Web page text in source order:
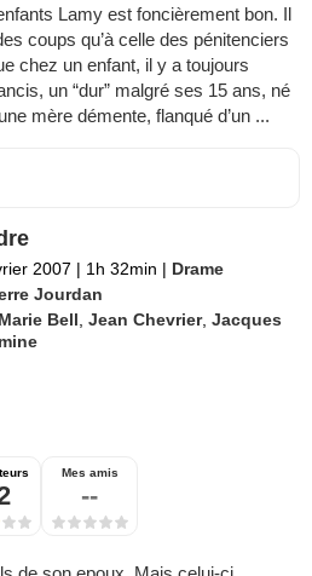
Lamy est foncièrement bon. Il
coups qu’à celle des pénitenciers
chez un enfant, il y a toujours
un “dur” malgré ses 15 ans, né
mère démente, flanqué d’un ...
2007 | 1h 32min | Drame
Jourdan
Marie Bell ,Jean Chevrier,Jacques
Mes amis
--